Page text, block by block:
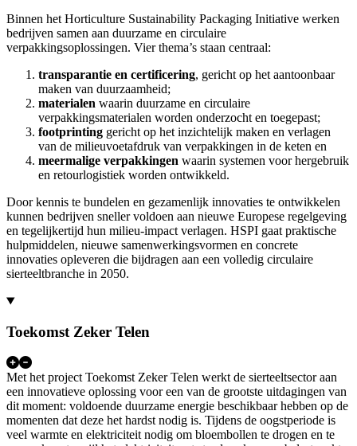
Binnen het Horticulture Sustainability Packaging Initiative werken
bedrijven samen aan duurzame en circulaire
verpakkingsoplossingen. Vier thema’s staan centraal:
transparantie en certificering, gericht op het aantoonbaar
maken van duurzaamheid;
materialen waarin duurzame en circulaire
verpakkingsmaterialen worden onderzocht en toegepast;
footprinting gericht op het inzichtelijk maken en verlagen
van de milieuvoetafdruk van verpakkingen in de keten en
meermalige verpakkingen waarin systemen voor hergebruik
en retourlogistiek worden ontwikkeld.
Door kennis te bundelen en gezamenlijk innovaties te ontwikkelen
kunnen bedrijven sneller voldoen aan nieuwe Europese regelgeving
en tegelijkertijd hun milieu-impact verlagen. HSPI gaat praktische
hulpmiddelen, nieuwe samenwerkingsvormen en concrete
innovaties opleveren die bijdragen aan een volledig circulaire
sierteeltbranche in 2050.
Toekomst Zeker Telen
Met het project Toekomst Zeker Telen werkt de sierteeltsector aan
een innovatieve oplossing voor een van de grootste uitdagingen van
dit moment: voldoende duurzame energie beschikbaar hebben op de
momenten dat deze het hardst nodig is. Tijdens de oogstperiode is
veel warmte en elektriciteit nodig om bloembollen te drogen en te